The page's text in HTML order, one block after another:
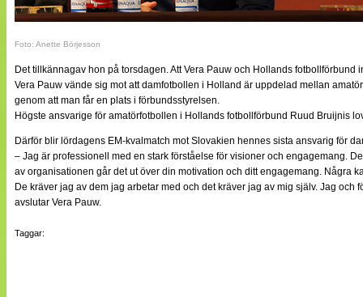
Foto: Anette Börjesson
Det tillkännagav hon på torsdagen. Att Vera Pauw och Hollands
Vera Pauw vände sig mot att damfotbollen i Holland är uppdelad mellan
genom att man får en plats i förbundsstyrelsen.
Högste ansvarige för amatörfotbollen i Hollands fotbollförbund Ruud Bruijnis
Därför blir lördagens EM-kvalmatch mot Slovakien hennes sista ansvarig för
– Jag är professionell med en stark förståelse för visioner och engagemang.
av organisationen går det ut över din motivation och ditt engagemang. Några
De kräver jag av dem jag arbetar med och det kräver jag av mig själv. Jag
avslutar Vera Pauw.
Taggar: